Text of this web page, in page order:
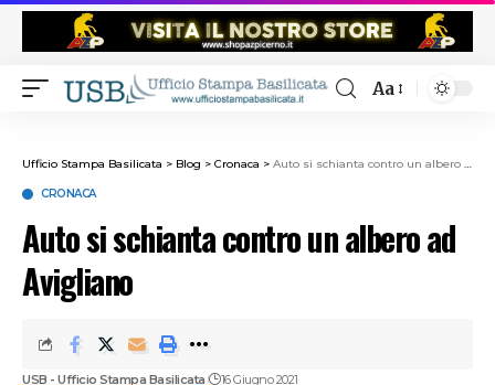
Aa
Ufficio Stampa Basilicata > Blog > Cronaca > Auto si schianta contro un albero ad Avigliano
CRONACA
Auto si schianta contro un albero ad
Avigliano
USB - Ufficio Stampa Basilicata 16 Giugno 2021